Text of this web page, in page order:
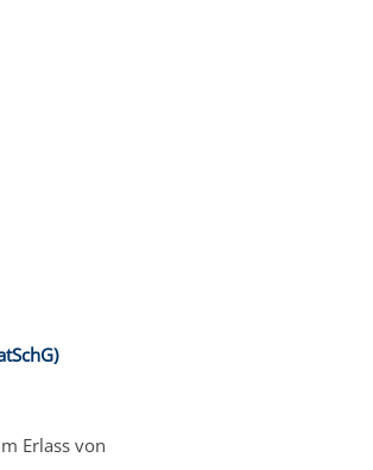
Erlass von